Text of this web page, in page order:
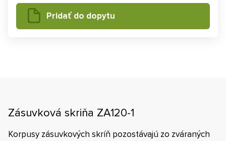
Pridať do dopytu
Zásuvková skriňa ZA120-1
Korpusy zásuvkových skríň pozostávajú zo zváraných